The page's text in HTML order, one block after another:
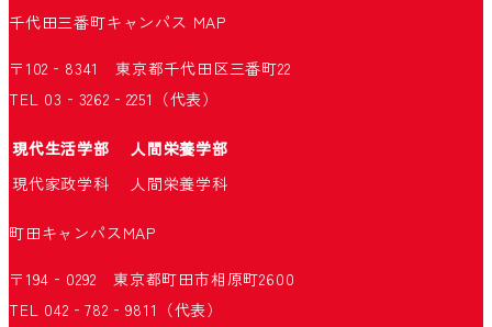
千代田三番町キャンパス MAP
〒102‐8341 東京都千代田区三番町22
TEL 03‐3262‐2251（代表）
現代生活学部
人間栄養学部
現代家政学科
人間栄養学科
町田キャンパスMAP
〒194‐0292 東京都町田市相原町2600
TEL 042‐782‐9811（代表）